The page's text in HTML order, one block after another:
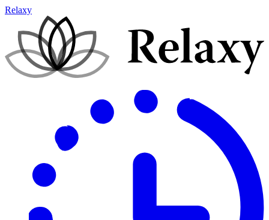
Relaxy